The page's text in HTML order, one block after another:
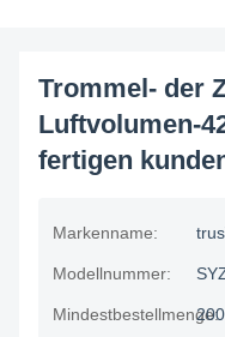
Trommel- der
Luftvolumen-
fertigen
Markenname:
Modellnummer:
Mindestbestellmenge: